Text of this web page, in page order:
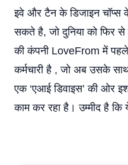
इवे और टैन के डिजाइन चॉप्स
सकते है, जो दुनिया को फिर
की कंपनी LoveFrom में
कर्मचारी है , जो अब उसके
एक ‘एआई डिवाइस’ की ओर
काम कर रहा है। उम्मीद है कि